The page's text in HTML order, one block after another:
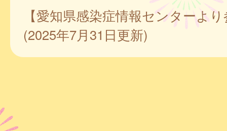
【愛知県感染症情報センターよ
(2025年7月31日更新)